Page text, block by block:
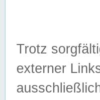
Trotz
externer